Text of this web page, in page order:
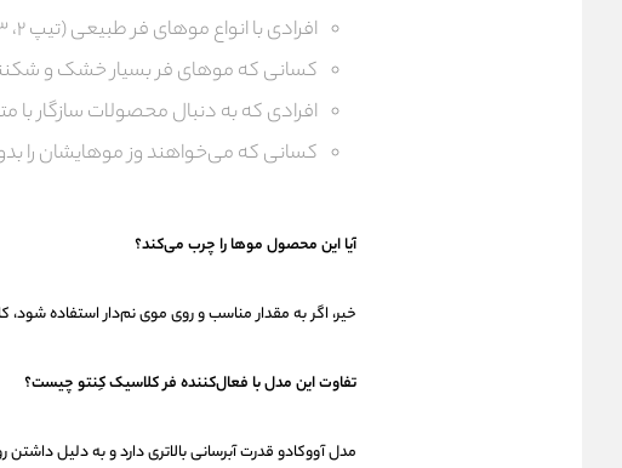
افرادی با انواع موهای فر طبیعی (تیپ ۲، ۳ و ۴)
کسانی که موهای فر بسیار خشک و
افرادی که به دنبال محصولات سازگار با
کسانی که می‌خواهند وز موهایشان را
آیا این محصول موها را چرب می‌کند؟
خیر، اگر به مقدار مناسب و روی موی نم‌دار استفاده
تفاوت این مدل با فعال‌کننده فر کلاسیک کِنتو چیست؟
مدل آووکادو قدرت آبرسانی بالاتری دارد و به دلیل